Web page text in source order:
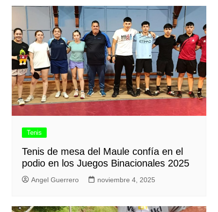
Tenis
Tenis de mesa del Maule confía en el
podio en los Juegos Binacionales 2025
Angel Guerrero noviembre 4, 2025